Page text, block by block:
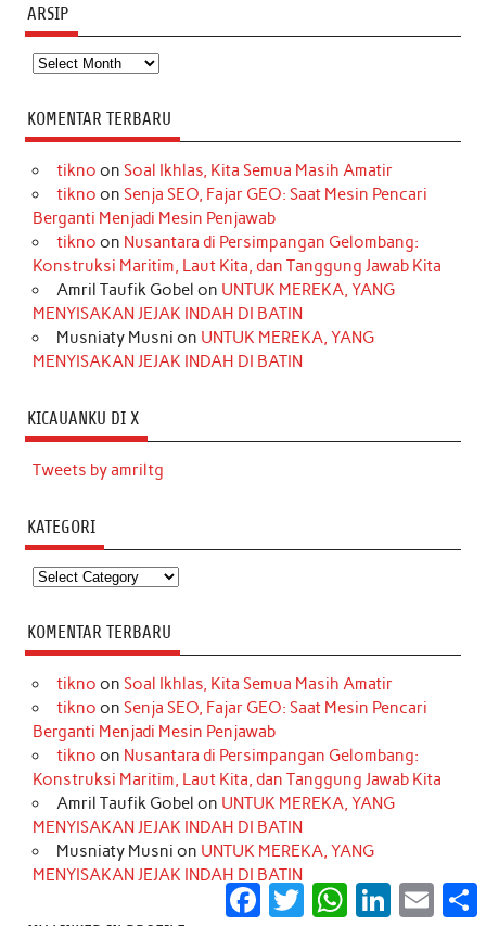
ARSIP
Arsip
KOMENTAR TERBARU
tikno on Soal Ikhlas, Kita Semua Masih Amatir
tikno on Senja SEO, Fajar GEO: Saat Mesin Pencari
Berganti Menjadi Mesin Penjawab
tikno on Nusantara di Persimpangan Gelombang:
Konstruksi Maritim, Laut Kita, dan Tanggung Jawab Kita
Amril Taufik Gobel on UNTUK MEREKA, YANG
MENYISAKAN JEJAK INDAH DI BATIN
Musniaty Musni on UNTUK MEREKA, YANG
MENYISAKAN JEJAK INDAH DI BATIN
KICAUANKU DI X
Tweets by amriltg
KATEGORI
Kategori
KOMENTAR TERBARU
tikno on Soal Ikhlas, Kita Semua Masih Amatir
tikno on Senja SEO, Fajar GEO: Saat Mesin Pencari
Berganti Menjadi Mesin Penjawab
tikno on Nusantara di Persimpangan Gelombang:
Konstruksi Maritim, Laut Kita, dan Tanggung Jawab Kita
Amril Taufik Gobel on UNTUK MEREKA, YANG
MENYISAKAN JEJAK INDAH DI BATIN
Musniaty Musni on UNTUK MEREKA, YANG
MENYISAKAN JEJAK INDAH DI BATIN
Facebook
Twitter WhatsApp
LinkedInEmail